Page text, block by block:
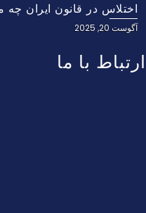
اختلاس در قانون ایران چه
آگوست 20, 2025
ارتباط با ما